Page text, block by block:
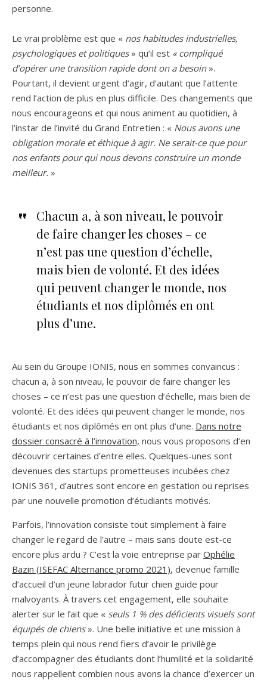
personne.
Le vrai problème est que « nos habitudes industrielles,
psychologiques et politiques » qu’il est « compliqué
d’opérer une transition rapide dont on a besoin».
Pourtant, il devient urgent d’agir, d’autant que l’attente
rend l’action de plus en plus difficile. Des changements que
nous encourageons et qui nous animent au quotidien, à
l’instar de l’invité du Grand Entretien : « Nous avons une
obligation morale et éthique à agir. Ne serait-ce que pour
nos enfants pour qui nous devons construire un monde
meilleur. »
Chacun a, à son niveau, le pouvoir
de faire changer les choses – ce
n’est pas une question d’échelle,
mais bien de volonté. Et des idées
qui peuvent changer le monde, nos
étudiants et nos diplômés en ont
plus d’une.
Au sein du Groupe IONIS, nous en sommes convaincus :
chacun a, à son niveau, le pouvoir de faire changer les
choses – ce n’est pas une question d’échelle, mais bien de
volonté. Et des idées qui peuvent changer le monde, nos
étudiants et nos diplômés en ont plus d’une. Dans notre
dossier consacré à l’innovation, nous vous proposons d’en
découvrir certaines d’entre elles. Quelques-unes sont
devenues des startups prometteuses incubées chez
IONIS 361, d’autres sont encore en gestation ou reprises
par une nouvelle promotion d’étudiants motivés.
Parfois, l’innovation consiste tout simplement à faire
changer le regard de l’autre – mais sans doute est-ce
encore plus ardu ? C’est la voie entreprise par Ophélie
Bazin (ISEFAC Alternance promo 2021), devenue famille
d’accueil d’un jeune labrador futur chien guide pour
malvoyants. À travers cet engagement, elle souhaite
alerter sur le fait que « seuls 1 % des déficients visuels sont
équipés de chiens». Une belle initiative et une mission à
temps plein qui nous rend fiers d’avoir le privilège
d’accompagner des étudiants dont l’humilité et la solidarité
nous rappellent combien nous avons la chance d’exercer un